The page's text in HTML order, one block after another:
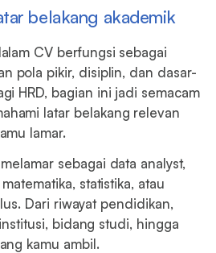
belakang akademik
CV berfungsi sebagai
pola pikir, disiplin, dan dasar-
HRD, bagian ini jadi semacam
latar belakang relevan
lamar.
sebagai data analyst,
statistika, atau
Dari riwayat pendidikan,
bidang studi, hingga
kamu ambil.